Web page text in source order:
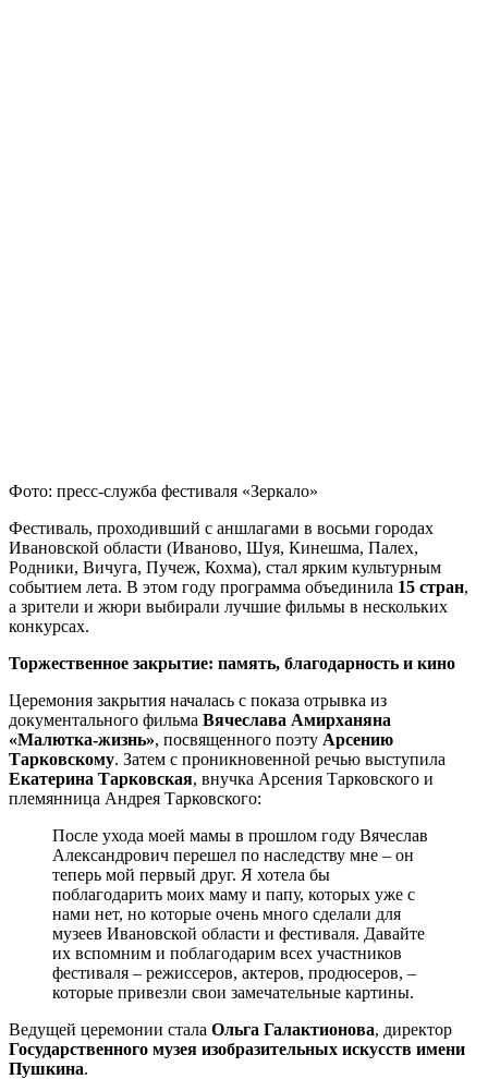
Фото: пресс-служба фестиваля «Зеркало»
Фестиваль, проходивший с аншлагами в восьми городах
Ивановской области (Иваново, Шуя, Кинешма, Палех,
Родники, Вичуга, Пучеж, Кохма), стал ярким культурным
событием лета. В этом году программа объединила 15 стран,
а зрители и жюри выбирали лучшие фильмы в нескольких
конкурсах.
Торжественное закрытие: память, благодарность и кино
Церемония закрытия началась с показа отрывка из
документального фильма Вячеслава Амирханяна
«Малютка-жизнь», посвященного поэту Арсению
Тарковскому. Затем с проникновенной речью выступила
Екатерина Тарковская, внучка Арсения Тарковского и
племянница Андрея Тарковского:
После ухода моей мамы в прошлом году Вячеслав
Александрович перешел по наследству мне – он
теперь мой первый друг. Я хотела бы
поблагодарить моих маму и папу, которых уже с
нами нет, но которые очень много сделали для
музеев Ивановской области и фестиваля. Давайте
их вспомним и поблагодарим всех участников
фестиваля – режиссеров, актеров, продюсеров, –
которые привезли свои замечательные картины.
Ведущей церемонии стала Ольга Галактионова, директор
Государственного музея изобразительных искусств имени
Пушкина.